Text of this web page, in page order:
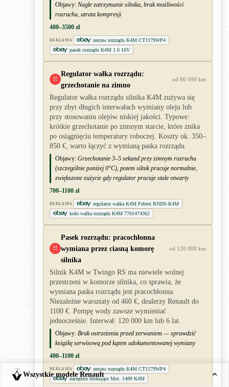
Objawy: Nagłe zatrzymanie silnika, brak możliwości
rozruchu, utrata kompresji
400–3500 zł
REKLAMA
zestaw rozrządu K4M CT1179WP4
pasek rozrządu K4M 1.6 16V
!!
Regulator wałka rozrządu:
grzechotanie na zimno
od 80 000 km
Regulator wałka rozrządu silnika K4M zużywa się
przy zbyt długich interwałach wymiany oleju lub
przy stosowaniu olejów niskiej jakości. Typowe:
krótkie grzechotanie po zimnym starcie, które znika
po osiągnięciu temperatury roboczej. Koszty ok. 350–
850 €, warto łączyć z wymianą paska rozrządu.
Objawy: Grzechotanie 3–5 sekund przy zimnym rozruchu
(szczególnie poniżej 0°C), potem silnik pracuje normalnie,
zwiększone zużycie gdy regulator pracuje stale otwarty
700–1100 zł
REKLAMA
regulator wałka K4M Febest RNDS-K4M
koło wałka rozrządu K4M 7701474362
!!
Pasek rozrządu: pracochłonna
wymiana przez ciasną komorę
silnika
od 120 000 km
Silnik K4M w Twingo RS ma niewiele wolnej
przestrzeni w komorze silnika, co sprawia, że
wymiana paska rozrządu jest pracochłonna.
Niezależne warsztaty od 460 €, dealerzy Renault do
1100 €. Pompę wody zawsze wymieniać
jednocześnie. Interwał: 120 000 km lub 6 lat.
Objawy: Brak ostrzeżenia przed zerwaniem — sprawdzić
książkę serwisową pod kątem udokumentowanej wymiany
400–1100 zł
REKLAMA
zestaw rozrządu K4M CT1179WP4
narzędzie blokujące Mot. 1489 K4M
Wszystkie modele Renault